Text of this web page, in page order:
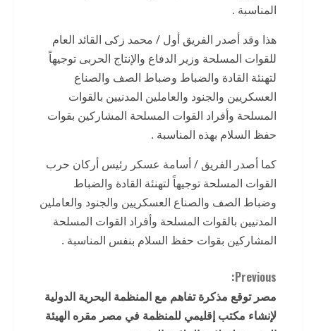
المناسبة .
هذا وقد أصدر الفريق أول / محمد زكى القائد العام
للقوات المسلحة وزير الدفاع والإنتاج الحربى توجيهاً
لتهنئة القادة والضباط وضباط الصف والصناع
العسكريين والجنود والعاملين المدنيين بالقوات
المسلحة وأفراد القوات المسلحة المشاركين بقوات
حفظ السلام بهذه المناسبة .
كما أصدر الفريق / أسامة عسكر رئيس أركان حرب
القوات المسلحة توجيهاً لتهنئة القادة والضباط
وضباط الصف والصناع العسكريين والجنود والعاملين
المدنيين بالقوات المسلحة وأفراد القوات المسلحة
المشاركين بقوات حفظ السلام بنفس المناسبة .
C
o
Previous:
مصر توقع مذكرة تفاهم مع المنظمة البحرية الدولية
لإنشاء مكتب إقليمي للمنظمة في مصر مقره الهيئة